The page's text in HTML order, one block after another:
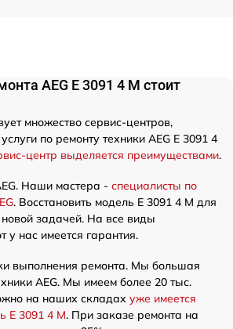
AEG E 3091 4 M стоит
множество сервис-центров,
по ремонту техники AEG E 3091 4
центр выделяется преимуществами.
Наши мастера - специалисты по
. Восстановить модель E 3091 4 M для
новой задачей. На все виды
у нас имеется гарантия.
выполнения ремонта. Мы большая
AEG. Мы имеем более 20 тыс.
на наших складах уже имеется
E 3091 4 M. При заказе ремонта на